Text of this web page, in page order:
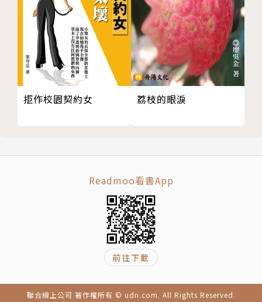
拒作校園契約女 荔枝的眼淚
Readmoo看書App
前往下載
聯合線上公司 著作權所有 © udn.com. All Rights Reserved.